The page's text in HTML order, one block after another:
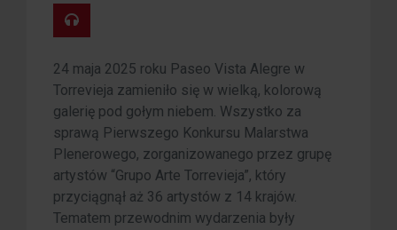
24 maja 2025 roku Paseo Vista Alegre w
Torrevieja zamieniło się w wielką, kolorową
galerię pod gołym niebem. Wszystko za
sprawą Pierwszego Konkursu Malarstwa
Plenerowego, zorganizowanego przez grupę
artystów “Grupo Arte Torrevieja”, który
przyciągnął aż 36 artystów z 14 krajów.
Tematem przewodnim wydarzenia były